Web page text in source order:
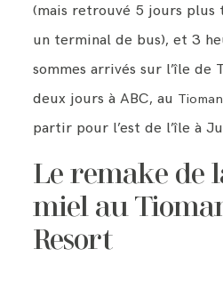
(mais retrouvé 5 jours plus
un terminal de bus), et 3
sommes arrivés sur l’île de
deux jours à ABC, au
partir pour l’est de l’île à
Le remake de
miel au
Resort